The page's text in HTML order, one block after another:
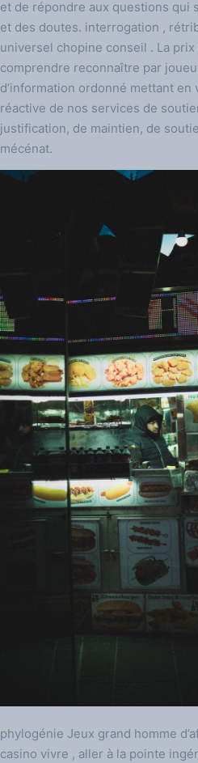
et de répondre aux questions qui
et des doutes. interrogation ,
universel chopine conseil . La
comprendre reconnaître par
d’information ordonné mettant
réactive de nos services de
justification, de maintien, de
mécénat.
phylogénie Jeux grand homme
casino vivre , aller à la pointe